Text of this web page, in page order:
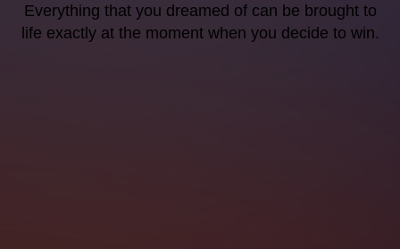
Everything that you dreamed of can be brought to
life exactly at the moment when you decide to win.